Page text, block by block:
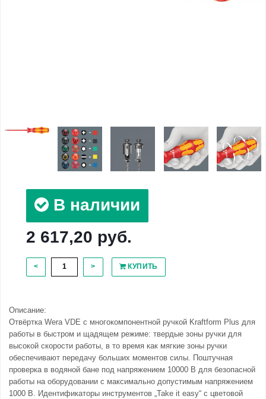
В наличии
2 617,20 руб.
< > КУПИТЬ
Описание:
Oтвёртка Wera VDE с многокомпонентной ручкой Kraftform Plus для
работы в быстром и щадящем режиме: твердые зоны ручки для
высокой скорости работы, в то время как мягкие зоны ручки
обеспечивают передачу больших моментов силы. Поштучная
проверка в водяной бане под напряжением 10000 В для безопасной
работы на оборудовании с максимально допустимым напряжением
1000 В. Идентификаторы инструментов „Take it easy“ с цветовой